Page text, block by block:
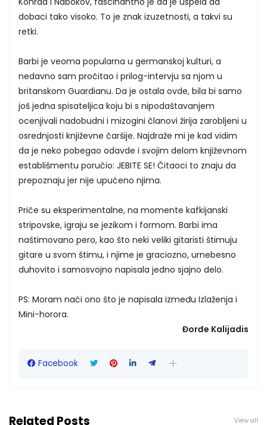
dobaci tako visoko. To je znak izuzetnosti, a takvi su
retki.
Barbi je veoma popularna u germanskoj kulturi, a
nedavno sam pročitao i prilog-intervju sa njom u
britanskom Guardianu. Da je ostala ovde, bila bi samo
još jedna spisateljica koju bi s nipodaštavanjem
ocenjivali nadobudni i mizogini članovi žirija zarobljeni u
osrednjosti književne čaršije. Najdraže mi je kad vidim
da je neko pobegao odavde i svojim delom književnom
establišmentu poručio: JEBITE SE! Čitaoci to znaju da
prepoznaju jer nije upućeno njima.
Priče su eksperimentalne, na momente kafkijanski
stripovske, igraju se jezikom i formom. Barbi ima
naštimovano pero, kao što neki veliki gitaristi štimuju
gitare u svom štimu, i njime je graciozno, urnebesno
duhovito i samosvojno napisala jedno sjajno delo.
PS: Moram naći ono što je napisala između Izlaženja i
Mini-horora.
Đorđe Kalijadis
Facebook
Related Posts View all